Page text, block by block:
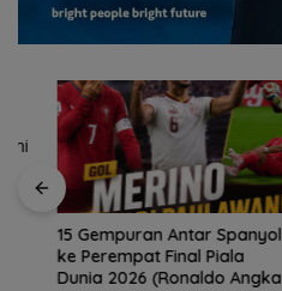
15 Gempuran Antar Spanyol
ke Perempat Final Piala
Dunia 2026 (Ronaldo Angkat